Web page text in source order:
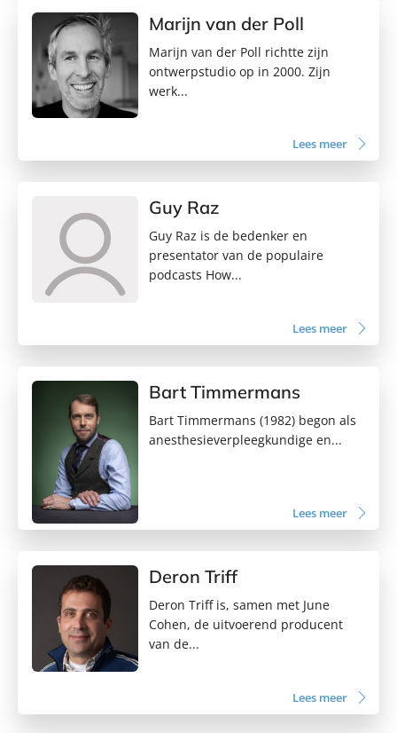
Marijn van der Poll
Marijn van der Poll richtte zijn
ontwerpstudio op in 2000. Zijn
werk...
Lees meer
Guy Raz
Guy Raz is de bedenker en
presentator van de populaire
podcasts How...
Lees meer
Bart Timmermans
Bart Timmermans (1982) begon als
anesthesieverpleegkundige en...
Lees meer
Deron Triff
Deron Triff is, samen met June
Cohen, de uitvoerend producent
van de...
Lees meer